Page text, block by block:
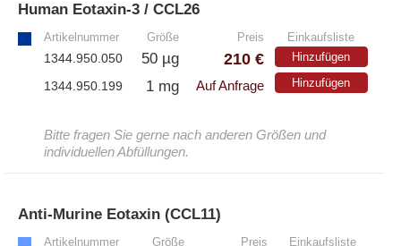
Human Eotaxin-3 / CCL26
Artikelnummer Größe Preis Einkaufsliste
1344.950.050 50 µg 210 € Hinzufügen
1344.950.199 1 mg Auf Anfrage Hinzufügen
Bitte fragen Sie gerne nach anderen Größen und
individuellen Abfüllungen.
Anti-Murine Eotaxin (CCL11)
Artikelnummer Größe Preis Einkaufsliste